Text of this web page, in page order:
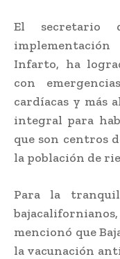
El secretario
Infarto, ha
con
cardíacas y más
integral para
que son centros
la población de
Para la
mencionó que
la vacunación